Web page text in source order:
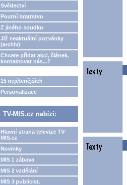
Svědectví
Poutní bratrstvo
Z jiného soudku
Již neaktuální pozvánky
(archiv)
Chcete přidat akci, článek,
kontaktovat nás...?
15 nejčtenějších
Personalizace
TV-MIS.cz nabízí:
Hlavní strana televize TV-
MIS.cz
Novinky
MIS 1 zábava
MIS 2 vzdělání
MIS 3 publicist.